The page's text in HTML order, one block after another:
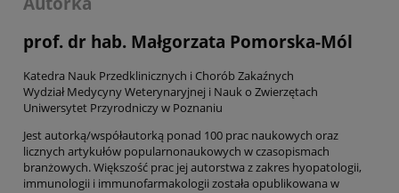
prof. dr hab. Małgorzata Pomorska-Mól
Katedra Nauk Przedklinicznych i Chorób Zakaźnych
Wydział Medycyny Weterynaryjnej i Nauk o Zwierzętach
Uniwersytet Przyrodniczy w Poznaniu
Jest autorką/współautorką ponad 100 prac naukowych oraz
licznych artykułów popularnonaukowych w czasopismach
branżowych. Większość prac jej autorstwa z zakres hyopatologii,
immunologii i immunofarmakologii została opublikowana w